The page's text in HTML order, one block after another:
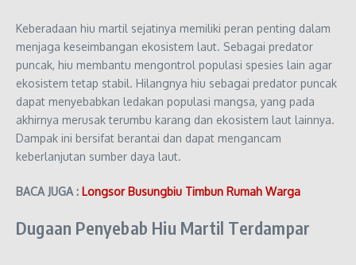
Keberadaan hiu martil sejatinya memiliki peran penting dalam
menjaga keseimbangan ekosistem laut. Sebagai predator
puncak, hiu membantu mengontrol populasi spesies lain agar
ekosistem tetap stabil. Hilangnya hiu sebagai predator puncak
dapat menyebabkan ledakan populasi mangsa, yang pada
akhirnya merusak terumbu karang dan ekosistem laut lainnya.
Dampak ini bersifat berantai dan dapat mengancam
keberlanjutan sumber daya laut.
BACA JUGA : Longsor Busungbiu Timbun Rumah Warga
Dugaan Penyebab Hiu Martil Terdampar